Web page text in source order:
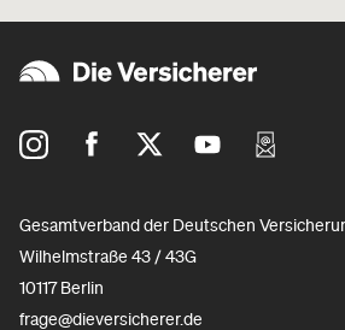
Gesamtverband der Deutschen
Wilhelmstraße 43 / 43G
10117 Berlin
frage@dieversicherer.de